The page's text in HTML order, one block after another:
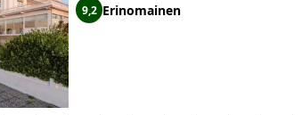
9,2 Erinomainen